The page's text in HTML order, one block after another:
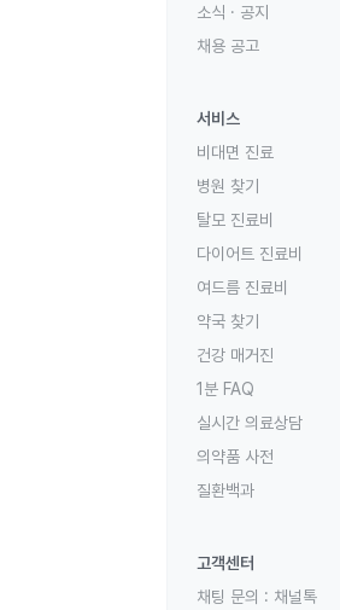
소식 · 공지
채용 공고
서비스
비대면 진료
병원 찾기
탈모 진료비
다이어트 진료비
여드름 진료비
약국 찾기
건강 매거진
1분 FAQ
실시간 의료상담
의약품 사전
질환백과
고객센터
채팅 문의 : 채널톡